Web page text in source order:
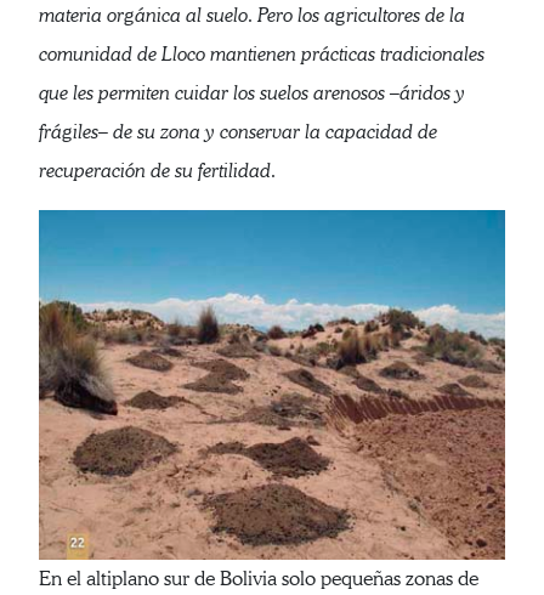
materia orgánica al suelo. Pero los agricultores de la
comunidad de Lloco mantienen prácticas tradicionales
que les permiten cuidar los suelos arenosos –áridos y
frágiles– de su zona y conservar la capacidad de
recuperación de su fertilidad.
En el altiplano sur de Bolivia solo pequeñas zonas de